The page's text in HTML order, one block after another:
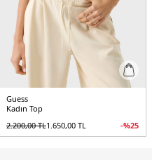
Guess
Kadın Top
2.200,00TL1.650,00 TL -%25